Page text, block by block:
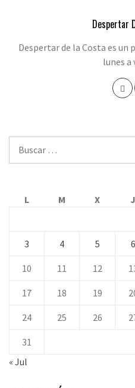
Despertar
Despertar de la Costa es un
lunes a
L
M X J
3 4 5 6
10 11 12
17 18 19
24 25 26
31
« Jul